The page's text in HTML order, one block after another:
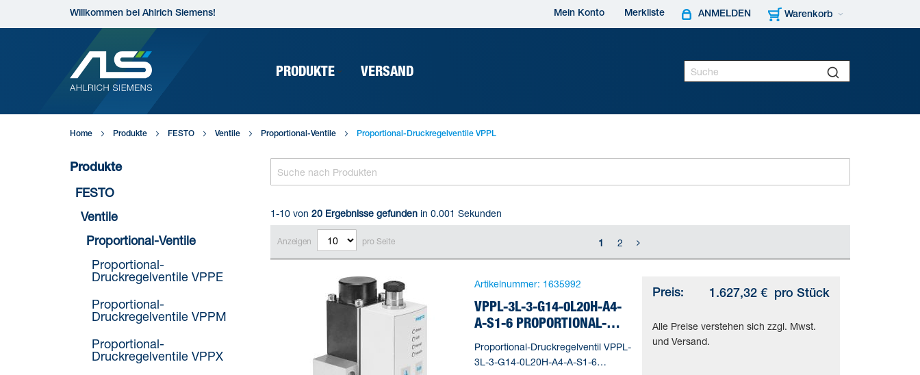
Direkt
Inhalt
Willkommen bei Ahlrich Siemens! Warenkorb
Mein Konto Merkliste ANMELDEN
PRODUKTE VERSAND
Home Produkte FESTO Ventile Proportional-Ventile Proportional-Druckregelventile VPPL
Produkte
FESTO
Ventile
Proportional-Ventile
Proportional-
Druckregelventile VPPE
Proportional-
Druckregelventile VPPM
Proportional-
Druckregelventile VPPX
1-10 von 20Ergebnisse gefundenin 0.001 Sekunden
Anzeigen pro Seite 1 2
Artikelnummer: 1635992
VPPL-3L-3-G14-0L20H-A4-
A-S1-6 PROPORTIONAL-
DRUCKREGELVENTIL
Proportional-Druckregelventil VPPL-
3L-3-G14-0L20H-A4-A-S1-6
Preis: 1.627,32 € pro Stück
Alle Preise verstehen sich zzgl. Mwst.
und Versand.